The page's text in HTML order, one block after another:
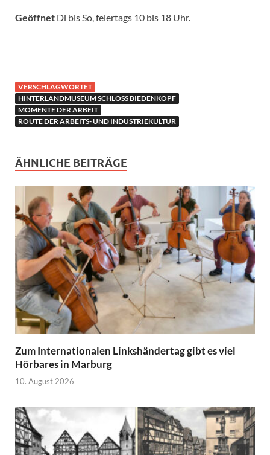
Geöffnet Di bis So, feiertags 10 bis 18 Uhr.
VERSCHLAGWORTET
HINTERLANDMUSEUM SCHLOSS BIEDENKOPF
MOMENTE DER ARBEIT
ROUTE DER ARBEITS- UND INDUSTRIEKULTUR
ÄHNLICHE BEITRÄGE
Zum Internationalen Linkshändertag gibt es viel
Hörbares in Marburg
10. August 2026